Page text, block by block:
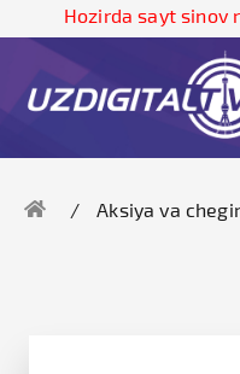
Hozirda sayt sinov
Aksiya va